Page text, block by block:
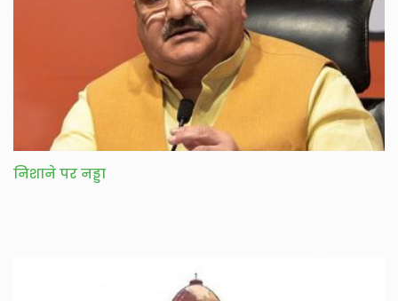
निशाने पर नड्डा